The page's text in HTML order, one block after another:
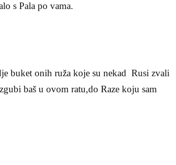
s Pala po vama.
buket onih ruža koje su nekad Rusi zvali
baš u ovom ratu,do Raze koju sam